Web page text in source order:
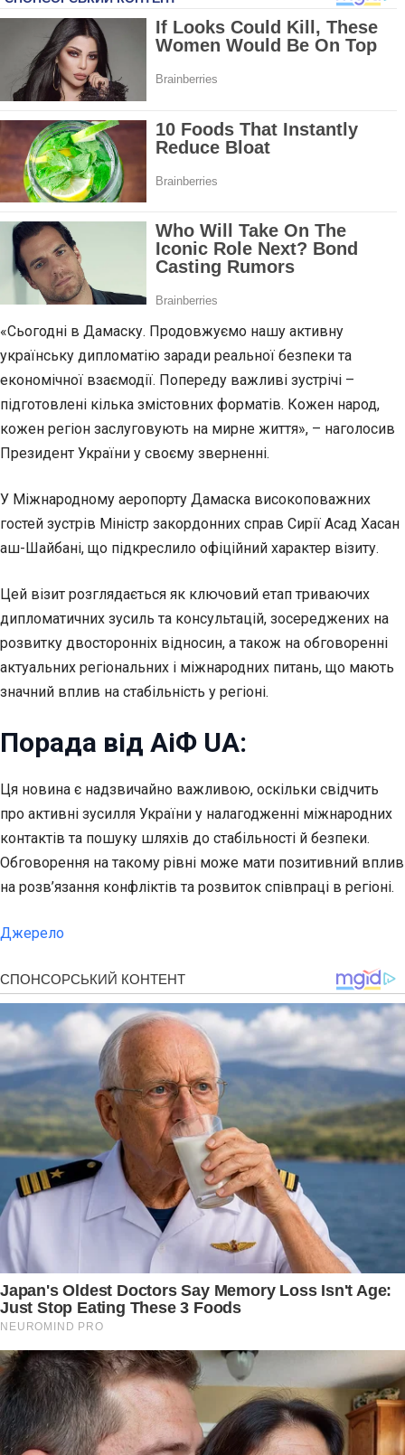
«Сьогодні в Дамаску. Продовжуємо нашу активну
українську дипломатію заради реальної безпеки та
економічної взаємодії. Попереду важливі зустрічі –
підготовлені кілька змістовних форматів. Кожен народ,
кожен регіон заслуговують на мирне життя», – наголосив
Президент України у своєму зверненні.
У Міжнародному аеропорту Дамаска високоповажних
гостей зустрів Міністр закордонних справ Сирії Асад Хасан
аш-Шайбані, що підкреслило офіційний характер візиту.
Цей візит розглядається як ключовий етап триваючих
дипломатичних зусиль та консультацій, зосереджених на
розвитку двосторонніх відносин, а також на обговоренні
актуальних регіональних і міжнародних питань, що мають
значний вплив на стабільність у регіоні.
Порада від АіФ UA:
Ця новина є надзвичайно важливою, оскільки свідчить
про активні зусилля України у налагодженні міжнародних
контактів та пошуку шляхів до стабільності й безпеки.
Обговорення на такому рівні може мати позитивний вплив
на розв’язання конфліктів та розвиток співпраці в регіоні.
Джерело